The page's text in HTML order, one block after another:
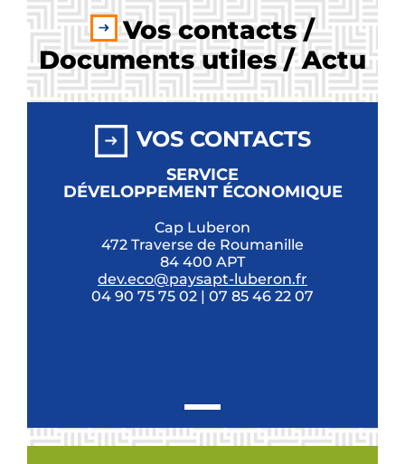
Vos contacts /
Documents utiles / Actu
VOS CONTACTS
SERVICE
DÉVELOPPEMENT ÉCONOMIQUE
Cap Luberon
472 Traverse de Roumanille
84 400 APT
dev.eco@paysapt-luberon.fr
04 90 75 75 02 | 07 85 46 22 07